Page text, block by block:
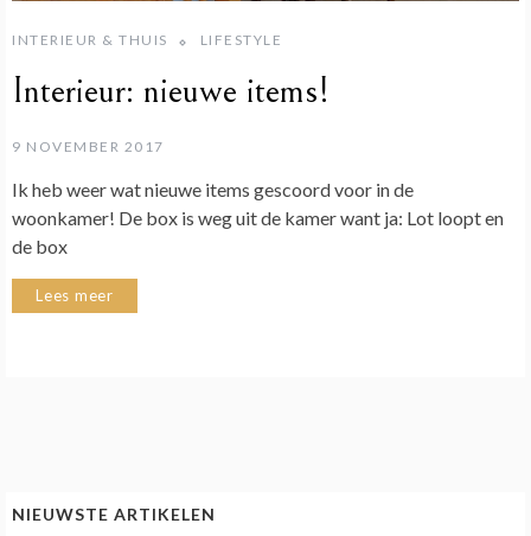
INTERIEUR & THUIS LIFESTYLE
Interieur: nieuwe items!
9 NOVEMBER 2017
Ik heb weer wat nieuwe items gescoord voor in de
woonkamer! De box is weg uit de kamer want ja: Lot loopt en
de box
Lees meer
NIEUWSTE ARTIKELEN